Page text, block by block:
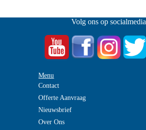
Volg ons op socialmedia
Menu
Contact
Offerte Aanvraag
Nieuwsbrief
Over Ons